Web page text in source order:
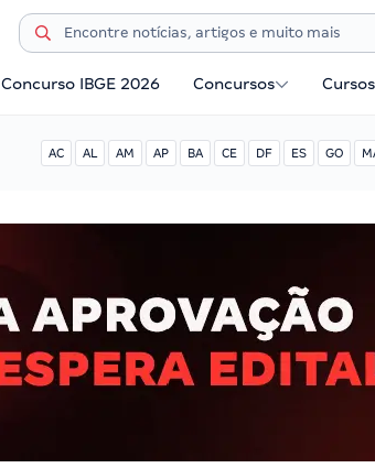
Concurso IBGE 2026 Concursos Cursos
AC AL AM AP BA CE DF ES GO